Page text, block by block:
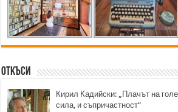
Откъси
Кирил Кадийски: „Плачът на
сила, и съпричастност“